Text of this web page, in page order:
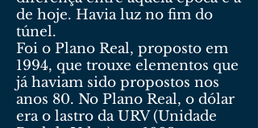
de hoje. Havia luz no fim do
túnel.
Foi o Plano Real, proposto em
1994, que trouxe elementos que
já haviam sido propostos nos
anos 80. No Plano Real, o dólar
era o lastro da URV (Unidade